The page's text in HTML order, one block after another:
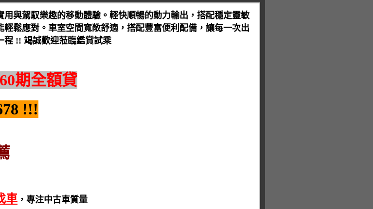
與駕馭樂趣的移動體驗。輕快順暢的動力輸出，搭配穩定靈敏
鬆應對。車室空間寬敞舒適，搭配豐富便利配備，讓每一次出
程 !! 竭誠歡迎蒞臨鑑賞試乘
60期全額貸
!!!
車 ，專注中古車質量